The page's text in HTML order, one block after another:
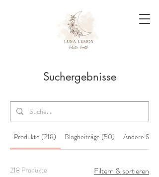
Suchergebnisse
Produkte (218) Blogbeiträge (50) Andere
218 Produkte Filtern & sortieren